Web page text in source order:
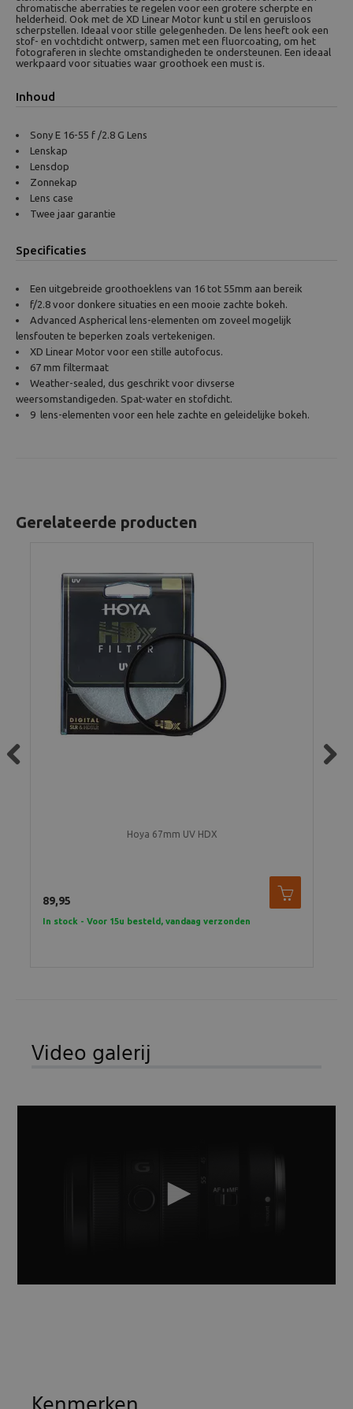
chromatische aberraties te regelen voor een grotere scherpte en
helderheid. Ook met de XD Linear Motor kunt u stil en geruisloos
scherpstellen. Ideaal voor stille gelegenheden. De lens heeft ook een
stof- en vochtdicht ontwerp, samen met een fluorcoating, om het
fotograferen in slechte omstandigheden te ondersteunen. Een ideaal
werkpaard voor situaties waar groothoek een must is.
Inhoud
Sony E 16-55 f /2.8 G Lens
Lenskap
Lensdop
Zonnekap
Lens case
Twee jaar garantie
Specificaties
Een uitgebreide groothoeklens van 16 tot 55mm aan bereik
f/2.8 voor donkere situaties en een mooie zachte bokeh.
Advanced Aspherical lens-elementen om zoveel mogelijk
lensfouten te beperken zoals vertekenigen.
XD Linear Motor voor een stille autofocus.
67 mm filtermaat
Weather-sealed, dus geschrikt voor divserse
weersomstandigeden. Spat-water en stofdicht.
9 lens-elementen voor een hele zachte en geleidelijke bokeh.
Gerelateerde producten
Hoya 67mm UV HDX
89,95
In stock - Voor 15u besteld, vandaag verzonden
Video galerij